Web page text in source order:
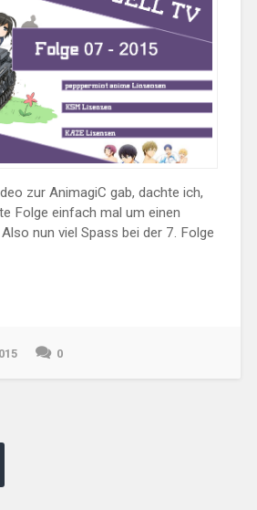
zur AnimagiC gab, dachte ich,
Folge einfach mal um einen
nun viel Spass bei der 7. Folge
0